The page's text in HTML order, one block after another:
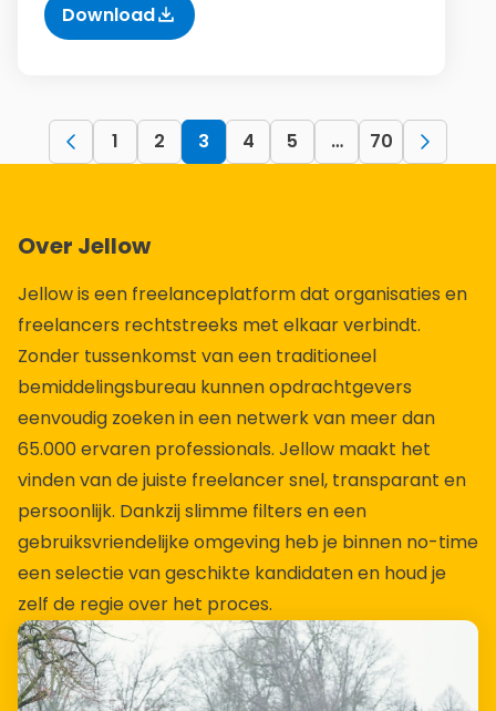
Download
1 2 3 4 5 … 70
Over Jellow
Jellow is een freelanceplatform dat organisaties en
freelancers rechtstreeks met elkaar verbindt.
Zonder tussenkomst van een traditioneel
bemiddelingsbureau kunnen opdrachtgevers
eenvoudig zoeken in een netwerk van meer dan
65.000 ervaren professionals. Jellow maakt het
vinden van de juiste freelancer snel, transparant en
persoonlijk. Dankzij slimme filters en een
gebruiksvriendelijke omgeving heb je binnen no-time
een selectie van geschikte kandidaten en houd je
zelf de regie over het proces.